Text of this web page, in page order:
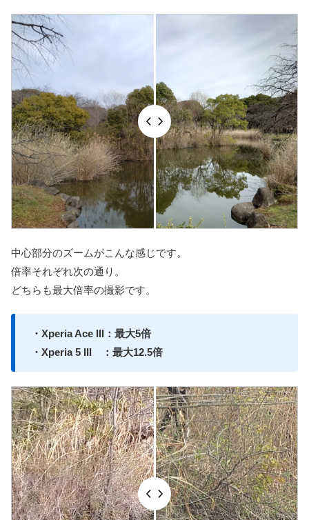
中心部分のズームがこんな感じです。
倍率それぞれ次の通り。
どちらも最大倍率の撮影です。
・Xperia Ace III：最大5倍
・Xperia 5 III ：最大12.5倍